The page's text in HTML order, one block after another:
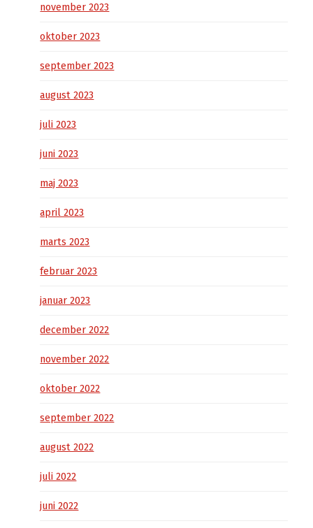
november 2023
oktober 2023
september 2023
august 2023
juli 2023
juni 2023
maj 2023
april 2023
marts 2023
februar 2023
januar 2023
december 2022
november 2022
oktober 2022
september 2022
august 2022
juli 2022
juni 2022